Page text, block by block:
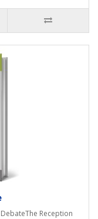
Reception